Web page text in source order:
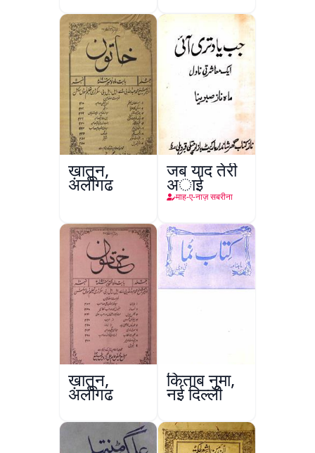
ख़ातून,
अलीगढ़
जब याद तेरी
अाई
माह-ए-नाज़ सबरीना
ख़ातून,
अलीगढ़
किताब नुमा,
नई दिल्ली